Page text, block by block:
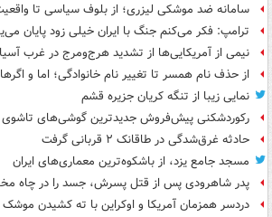
سامانه ضد موشکی لیزری؛ از بلوف سیاسی تا
ترامپ: فکر می‌کنم جنگ با ایران خیلی زود پایان
نیمی از آمریکایی‌ها از تشدید هرج‌ومرج در غرب
از حذف نام همسر تا تغییر نام خانوادگی؛ اما و
نمایی زیبا از تنگه کریان جزیره قشم
رکوردشکنی پیش‌فروش جدیدترین گوشی‌های
حادثه غرق‌شدگی در طاقانک ۲ قربانی گرفت
مسجد جامع یزد، از باشکوه‌ترین معماری‌های ایران
پدر شاهرودی پس از قتل پسرش، جسد را در چاه
دردسر همزمان آمریکا و اوکراین با ته کشیدن